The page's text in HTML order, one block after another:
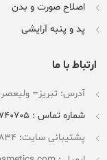
اصلاح صورت و بدن
پد و پنبه آرایشی
ارتباط با ما
آدرس: تبریز–
شماره تماس : 09304740705
پشتیبانی سایت: